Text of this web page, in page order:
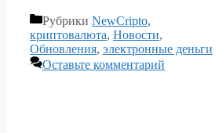
Рубрики NewCripto,
криптовалюта, Новости,
Обновления, электронные деньги
Оставьте комментарий